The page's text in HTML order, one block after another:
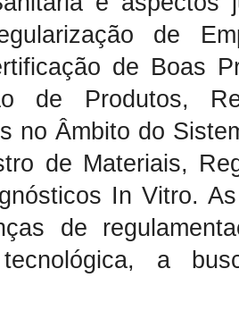
de
de Boas
de Produtos,
no Âmbito do
de Materiais,
In Vitro.
de
tecnológica, a